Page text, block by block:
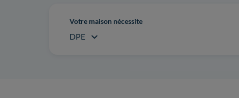
Votre maison nécessite
DPE